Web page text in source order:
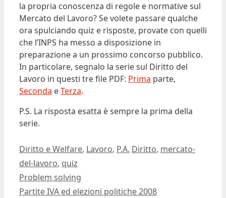
la propria conoscenza di regole e normative sul
Mercato del Lavoro? Se volete passare qualche
ora spulciando quiz e risposte, provate con quelli
che l’INPS ha messo a disposizione in
preparazione a un prossimo concorso pubblico.
In particolare, segnalo la serie sul Diritto del
Lavoro in questi tre file PDF: Prima parte,
Seconda eTerza.
P.S. La risposta esatta è sempre la prima della
serie.
Categorie
Diritto e Welfare, Lavoro, P.A. Tag
Diritto, mercato-
del-lavoro, quiz
Problem solving
Partite IVA ed elezioni politiche 2008